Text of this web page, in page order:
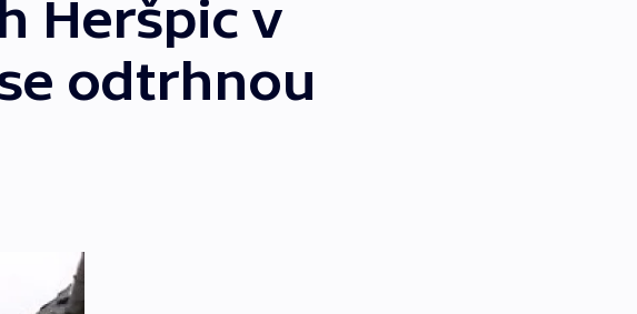
Heršpic v
odtrhnou